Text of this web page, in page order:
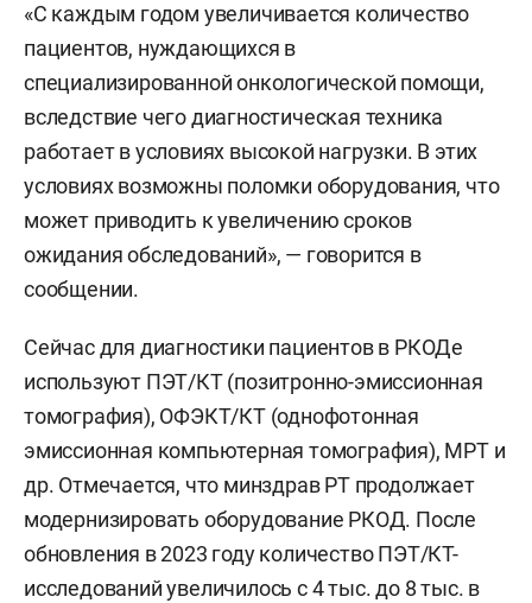
«С каждым годом увеличивается количество
пациентов, нуждающихся в
специализированной онкологической помощи,
вследствие чего диагностическая техника
работает в условиях высокой нагрузки. В этих
условиях возможны поломки оборудования, что
может приводить к увеличению сроков
ожидания обследований», — говорится в
сообщении.
Сейчас для диагностики пациентов в РКОДе
используют ПЭТ/КТ (позитронно-эмиссионная
томография), ОФЭКТ/КТ (однофотонная
эмиссионная компьютерная томография), МРТ и
др. Отмечается, что минздрав РТ продолжает
модернизировать оборудование РКОД. После
обновления в 2023 году количество ПЭТ/КТ-
исследований увеличилось с 4 тыс. до 8 тыс. в